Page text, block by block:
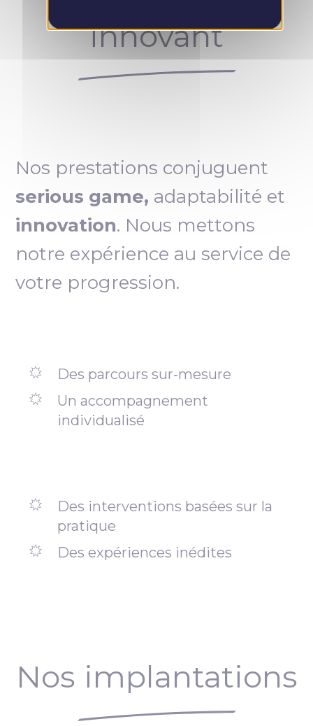
innovant
Nos prestations conjuguent
serious game, adaptabilité et
innovation. Nous mettons
notre expérience au service de
votre progression.
Des parcours sur-mesure
Un accompagnement
individualisé
Des interventions basées sur la
pratique
Des expériences inédites
Nos implantations